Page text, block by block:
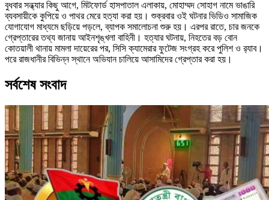
বুধবার সন্ধ্যার কিছু আগে, মিটফোর্ড হাসপাতাল এলাকায়, মোহাম্মদ সোহাগ নামে ভাঙারি
ব্যবসায়ীকে কুপিয়ে ও পাথর মেরে হত্যা করা হয়। শুক্রবার ওই ঘটনার ভিডিও সামাজিক
যোগাযোগ মাধ্যমে ছড়িয়ে পড়লে, ব্যাপক সমালোচনা শুরু হয়। এরপর রাতে, চার জনকে
গ্রেপ্তারের তথ্য জানায় আইনশৃঙ্খলা বাহিনী। হত্যার ঘটনায়, নিহতের বড় বোন
কোতয়ালী থানায় মামলা দায়েরের পর, সিসি ক্যামেরার ফুটেজ সংগ্রহ করে পুলিশ ও র‍্যাব।
পরে রাজধানীর বিভিন্ন স্থানে অভিযান চালিয়ে আসামিদের গ্রেপ্তার করা হয়।
সর্বশেষ সংবাদ